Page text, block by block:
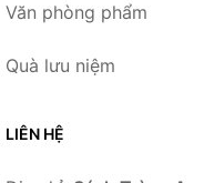
Văn phòng phẩm
Quà lưu niệm
LIÊN HỆ